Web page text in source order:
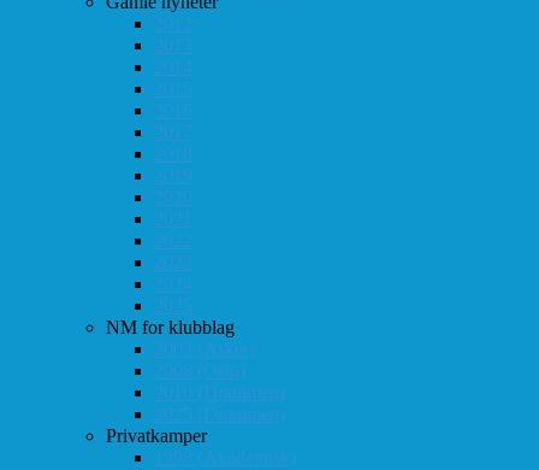
2012
2013
2014
2015
2016
2017
2018
2019
2020
2021
2022
2023
2024
2025
NM for klubblag
2003 (Asker)
2008 (Oslo)
2010 (Drammen)
2025 (Drammen)
Privatkamper
1998 (Akademisk)